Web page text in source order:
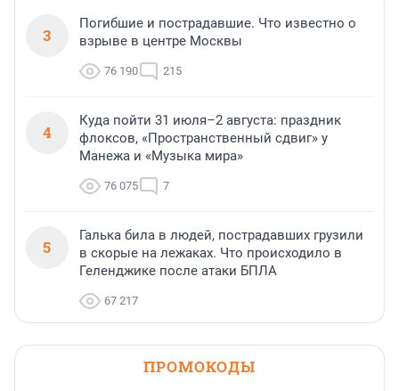
3
Погибшие и пострадавшие. Что известно о
взрыве в центре Москвы
76 190 215
4
Куда пойти 31 июля–2 августа: праздник
флоксов, «Пространственный сдвиг» у
Манежа и «Музыка мира»
76 075 7
5
Галька била в людей, пострадавших грузили
в скорые на лежаках. Что происходило в
Геленджике после атаки БПЛА
67 217
ПРОМОКОДЫ